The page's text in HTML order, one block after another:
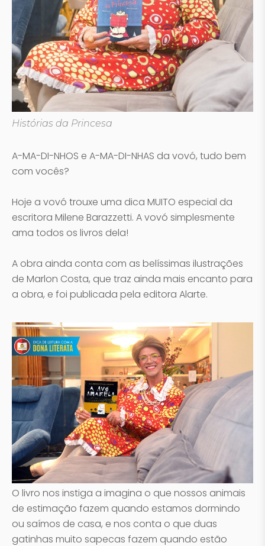
Histórias da Princesa
A-MA-DI-NHOS e A-MA-DI-NHAS da vovó, tudo bem
com vocês?
Hoje a vovó trouxe uma dica MUITO especial da
escritora Milene Barazzetti. A vovó simplesmente
ama todos os livros dela!
A obra ainda conta com as belíssimas ilustrações
de Marlon Costa, que traz ainda mais encanto para
a obra, e foi publicada pela editora Alarte.
O livro nos instiga a imagina o que nossos animais
de estimação fazem quando estamos dormindo
ou saímos de casa, e nos conta o que duas
gatinhas muito sapecas fazem quando estão